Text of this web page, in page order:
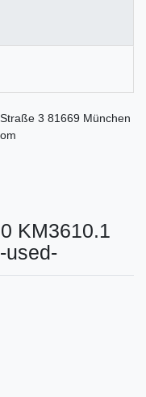
3 81669 München
KM3610.1
used-